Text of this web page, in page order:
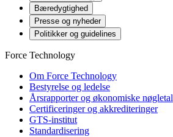
Bæredygtighed
Presse og nyheder
Politikker og guidelines
Force Technology
Om Force Technology
Bestyrelse og ledelse
Årsrapporter og økonomiske nøgletal
Certificeringer og akkrediteringer
GTS-institut
Standardisering